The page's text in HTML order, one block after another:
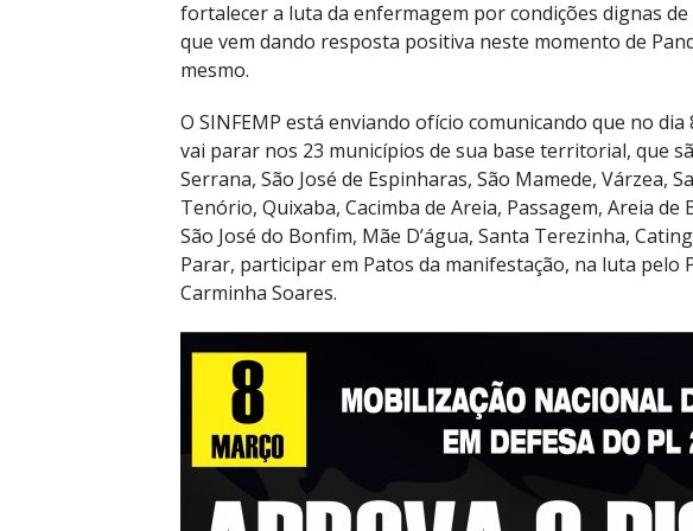
fortalecer a luta da enfermagem por condições dignas
que vem dando resposta positiva neste momento de
mesmo.
O SINFEMP está enviando ofício comunicando que no
vai parar nos 23 municípios de sua base territorial, que
Serrana, São José de Espinharas, São Mamede, Várzea,
Tenório, Quixaba, Cacimba de Areia, Passagem, Areia de
São José do Bonfim, Mãe D’água, Santa Terezinha,
Parar, participar em Patos da manifestação, na luta pelo
Carminha Soares.